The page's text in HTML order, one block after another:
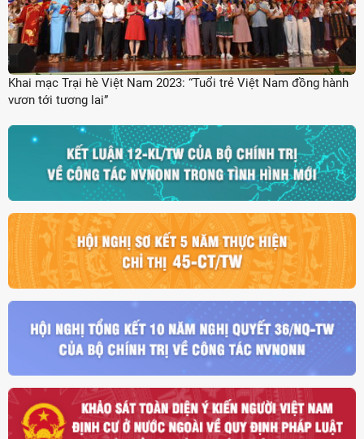
Khai mạc Trại hè Việt Nam 2023: “Tuổi trẻ Việt Nam đồng hành
vươn tới tương lai”